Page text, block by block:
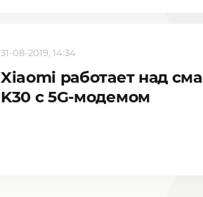
31-08-2019, 14:34
Xiaomi работает над
K30 с 5G-модемом